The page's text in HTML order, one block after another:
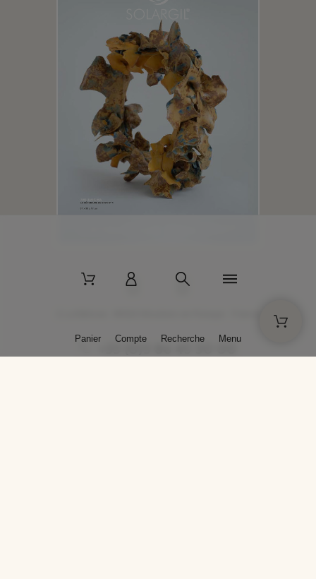
+33 (0)3 86 45 50 00
Panier Compte Recherche Menu